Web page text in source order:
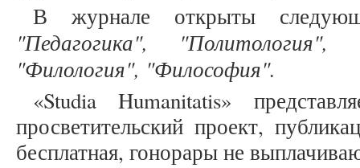
В журнале открыты
"Педагогика", "Политология",
"Филология", "Философия".
«Studia Humanitatis»
просветительский проект,
бесплатная, гонорары не